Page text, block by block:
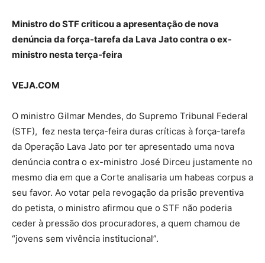
Ministro do STF criticou a apresentação de nova
denúncia da força-tarefa da Lava Jato contra o ex-
ministro nesta terça-feira
VEJA.COM
O ministro Gilmar Mendes, do Supremo Tribunal Federal
(STF), fez nesta terça-feira duras críticas à força-tarefa
da Operação Lava Jato por ter apresentado uma nova
denúncia contra o ex-ministro José Dirceu justamente no
mesmo dia em que a Corte analisaria um habeas corpus a
seu favor. Ao votar pela revogação da prisão preventiva
do petista, o ministro afirmou que o STF não poderia
ceder à pressão dos procuradores, a quem chamou de
“jovens sem vivência institucional”.